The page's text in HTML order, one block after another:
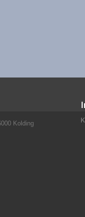
Kolding